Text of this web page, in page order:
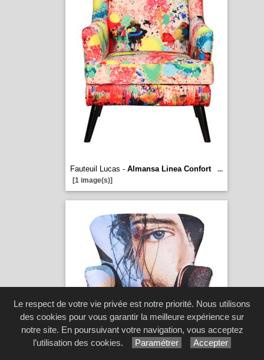
Fauteuil Lucas - Almansa Linea Confort
...
[1 image(s)]
Le respect de votre vie privée est notre priorité. Nous utilisons
des cookies pour vous garantir la meilleure expérience sur
notre site. En poursuivant votre navigation, vous acceptez
l’utilisation des cookies.
Paramétrer Accepter